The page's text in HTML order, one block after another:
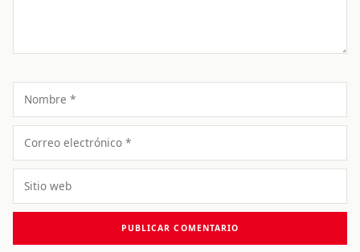
Nombre
Correo
electrónico
Sitio
web